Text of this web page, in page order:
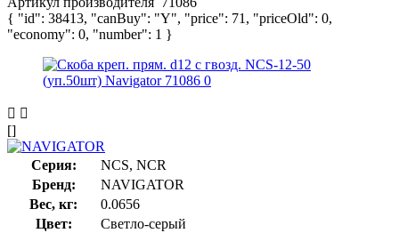
{ "id": 38413, "canBuy": "Y", "price": 71, "priceOld": 0,
"economy": 0, "number": 1 }
[]
Серия:
NCS, NCR
Бренд:
NAVIGATOR
Вес, кг:
0.0656
Цвет:
Светло-серый